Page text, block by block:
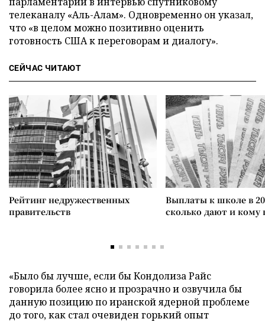
телеканалу «Аль-Алам». Одновременно он указал,
что «в целом можно позитивно оценить
готовность США к переговорам и диалогу».
СЕЙЧАС ЧИТАЮТ
Рейтинг недружественных
правительств
Выплаты к школе в
сколько дают и
«Было бы лучше, если бы Кондолиза Райс
говорила более ясно и прозрачно и озвучила бы
данную позицию по иранской ядерной проблеме
до того, как стал очевиден горький опыт